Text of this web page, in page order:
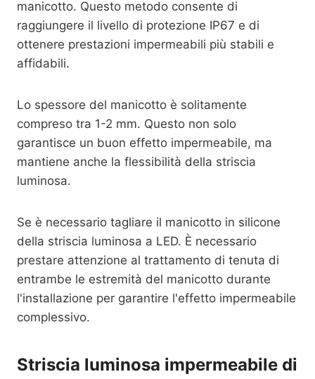
manicotto. Questo metodo consente di
raggiungere il livello di protezione IP67 e di
ottenere prestazioni impermeabili più stabili e
affidabili.
Lo spessore del manicotto è solitamente
compreso tra 1-2 mm. Questo non solo
garantisce un buon effetto impermeabile, ma
mantiene anche la flessibilità della striscia
luminosa.
Se è necessario tagliare il manicotto in silicone
della striscia luminosa a LED. È necessario
prestare attenzione al trattamento di tenuta di
entrambe le estremità del manicotto durante
l'installazione per garantire l'effetto impermeabile
complessivo.
Striscia luminosa impermeabile di